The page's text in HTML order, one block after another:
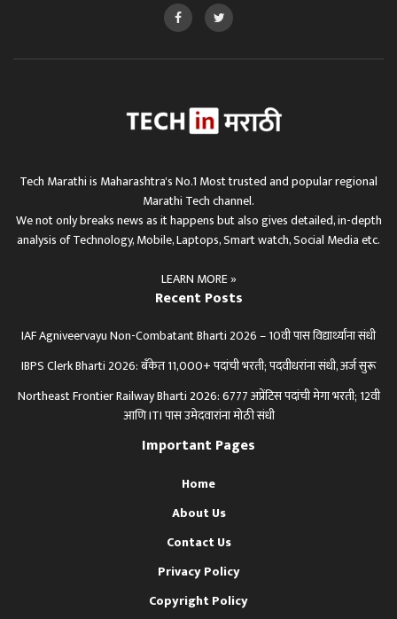
Tech Marathi is Maharashtra's No.1 Most trusted and popular regional
Marathi Tech channel.
We not only breaks news as it happens but also gives detailed, in-depth
analysis of Technology, Mobile, Laptops, Smart watch, Social Media etc.
LEARN MORE »
Recent Posts
IAF Agniveervayu Non-Combatant Bharti 2026 – 10वी पास विद्यार्थ्यांना संधी
IBPS Clerk Bharti 2026: बँकेत 11,000+ पदांची भरती; पदवीधरांना संधी, अर्ज सुरू
Northeast Frontier Railway Bharti 2026: 6777 अप्रेंटिस पदांची मेगा भरती; 12वी
आणि ITI पास उमेदवारांना मोठी संधी
Important Pages
Home
About Us
Contact Us
Privacy Policy
Copyright Policy